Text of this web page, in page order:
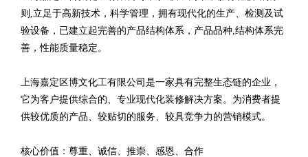
则,立足于高新技术，科学管理，拥有现代化的生产、检测及试
验设备，已建立起完善的产品结构体系，产品品种,结构体系完
善，性能质量稳定。
上海嘉定区博文化工有限公司是一家具有完整生态链的企业，
它为客户提供综合的、专业现代化装修解决方案。为消费者提
供较优质的产品、较贴切的服务、较具竞争力的营销模式。
核心价值：尊重、诚信、推崇、感恩、合作